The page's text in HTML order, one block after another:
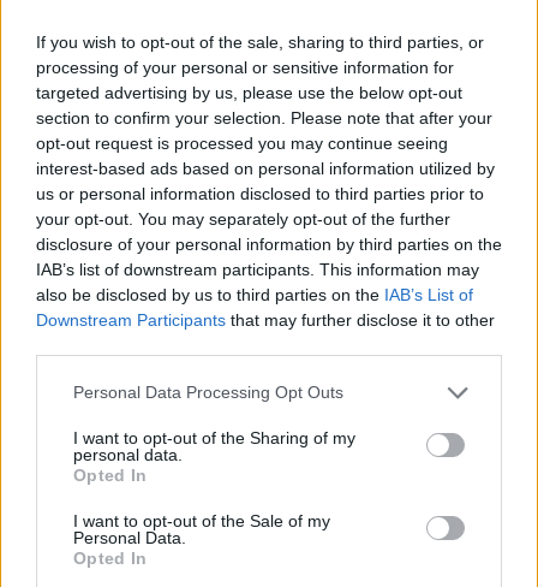
If you wish to opt-out of the sale, sharing to third parties, or
processing of your personal or sensitive information for
targeted advertising by us, please use the below opt-out
section to confirm your selection. Please note that after your
opt-out request is processed you may continue seeing
interest-based ads based on personal information utilized by
us or personal information disclosed to third parties prior to
your opt-out. You may separately opt-out of the further
disclosure of your personal information by third parties on the
IAB’s list of downstream participants. This information may
also be disclosed by us to third parties on the IAB’s List of
Downstream Participants that may further disclose it to other
Personal Data Processing Opt Outs
I want to opt-out of the Sharing of my
personal data.
Opted In
I want to opt-out of the Sale of my
Personal Data.
Opted In
Történelmi táj, amelynek minden köve
mesél – megújul a tatai Angolkert
M1 bővítés: már zajlik a teljesen új
Bicske Kelet csomópont építése